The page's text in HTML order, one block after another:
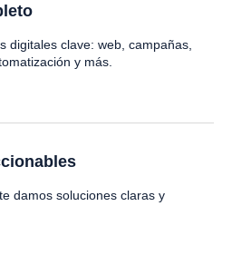
digitales clave: web, campañas,
y más.
damos soluciones claras y